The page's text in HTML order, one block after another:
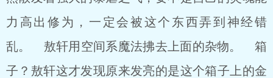
力高出修为，一定会被这个东西弄到神经错
乱。 敖轩用空间系魔法拂去上面的杂物。 箱
子？敖轩这才发现原来发亮的是这个箱子上的金